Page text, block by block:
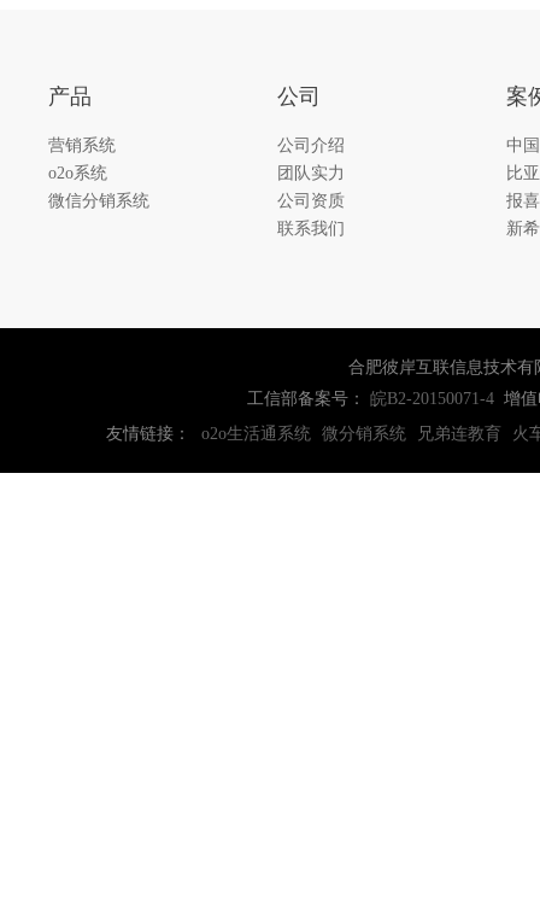
产品
营销系统
o2o系统
微信分销系统
公司
公司介绍
团队实力
公司资质
联系我们
案
中
比
报
新
合肥彼岸互联信息技术有
工信部备案号： 皖B2-20150071-4增值
友情链接：
o2o生活通系统 微分销系统 兄弟连教育 火